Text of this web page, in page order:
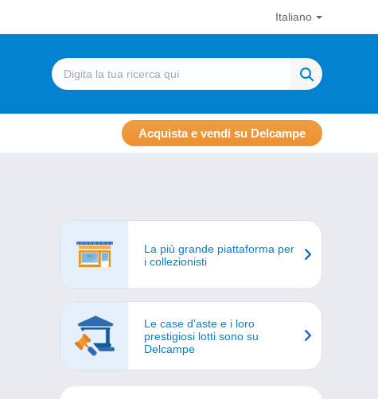
Italiano
Acquista e vendi su Delcampe
La più grande piattaforma per
i collezionisti
Le case d'aste e i loro
prestigiosi lotti sono su
Delcampe